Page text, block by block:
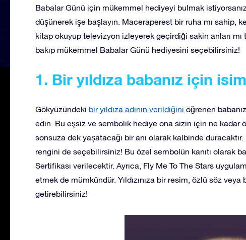
Babalar Günü için mükemmel hediyeyi bulmak
düşünerek işe başlayın. Maceraperest bir ruha mı sahip,
kitap okuyup televizyon izleyerek geçirdiği sakin anları
bakıp mükemmel Babalar Günü hediyesini seçebilirsiniz!
1. Bir yıldıza babanız için
Gökyüzündeki bir yıldıza adının verildiğini öğrenen
edin. Bu eşsiz ve sembolik hediye ona sizin için ne kadar
sonsuza dek yaşatacağı bir anı olarak kalbinde duracaktır.
rengini de seçebilirsiniz! Bu özel sembolün kanıtı olarak
Sertifikası verilecektir. Ayrıca, Fly Me To The Stars
etmek de mümkündür. Yıldızınıza bir resim, özlü söz
getirebilirsiniz!